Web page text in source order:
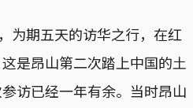
为期五天的访华之行，在红
是昂山第二次踏上中国的土
访已经一年有余。当时昂山